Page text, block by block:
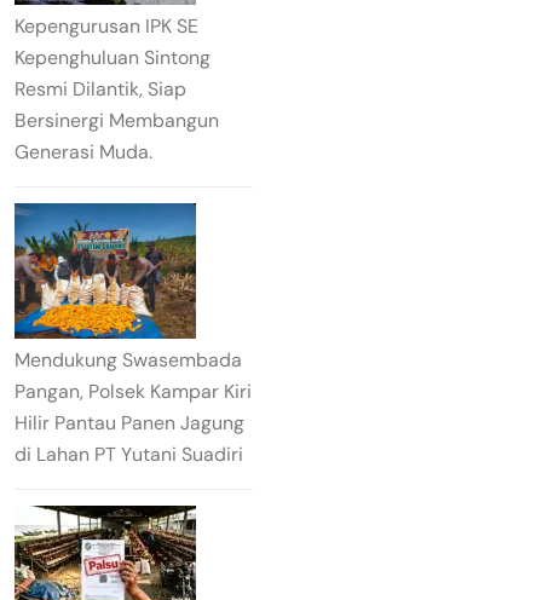
Kepengurusan IPK SE
Kepenghuluan Sintong
Resmi Dilantik, Siap
Bersinergi Membangun
Generasi Muda.
Mendukung Swasembada
Pangan, Polsek Kampar Kiri
Hilir Pantau Panen Jagung
di Lahan PT Yutani Suadiri